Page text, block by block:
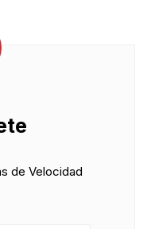
de Velocidad